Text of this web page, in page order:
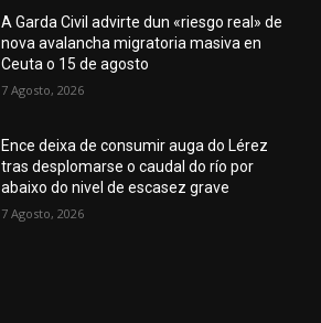
A Garda Civil advirte dun «riesgo real» de
nova avalancha migratoria masiva en
Ceuta o 15 de agosto
7 Agosto, 2026
Ence deixa de consumir auga do Lérez
tras desplomarse o caudal do río por
abaixo do nivel de escasez grave
7 Agosto, 2026